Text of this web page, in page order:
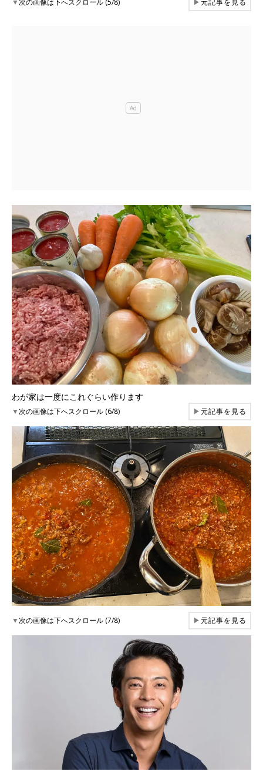
▼次の画像は下へスクロール (5/8) ▶元記事を見る
わが家は一度にこれぐらい作ります
▼次の画像は下へスクロール (6/8) ▶元記事を見る
▼次の画像は下へスクロール (7/8) ▶元記事を見る